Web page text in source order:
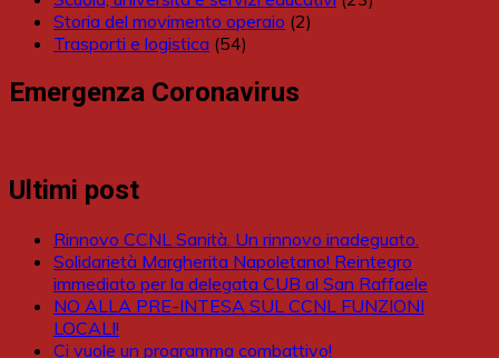
Storia del movimento operaio (2)
Trasporti e logistica (54)
Emergenza Coronavirus
Ultimi post
Rinnovo CCNL Sanità. Un rinnovo inadeguato.
Solidarietà Margherita Napoletano! Reintegro
immediato per la delegata CUB al San Raffaele
NO ALLA PRE-INTESA SUL CCNL FUNZIONI
LOCALI!
Ci vuole un programma combattivo!